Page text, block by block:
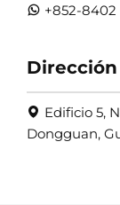
+852-8402
Edificio 5,
Dongguan,